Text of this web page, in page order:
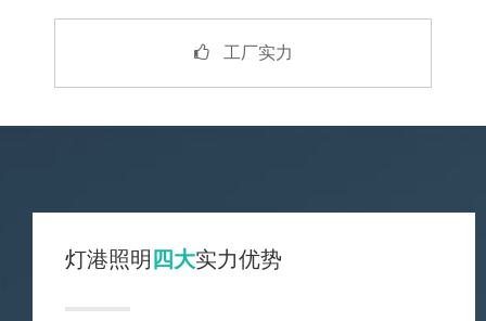
工厂实力
灯港照明四大实力优势